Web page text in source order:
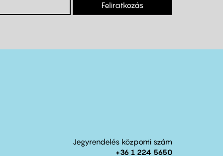
Feliratkozás
Jegyrendelés központi szám
+36 1 224 5650